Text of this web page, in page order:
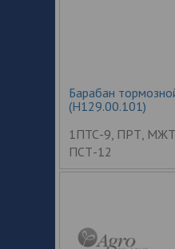
Барабан
(Н129.00.101)
1ПТС-9, ПРТ,
ПСТ-12